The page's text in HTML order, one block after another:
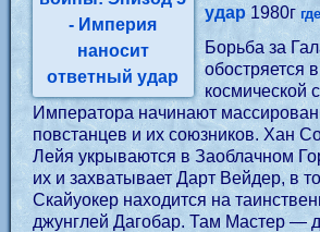
удар1980г
Борьба за
обостряется
космической
Императора начинают
повстанцев и их союзников. Хан
Лейя укрываются в Заоблачном
их и захватывает Дарт Вейдер, в
Скайуокер находится на
джунглей Дагобар. Там Мастер —